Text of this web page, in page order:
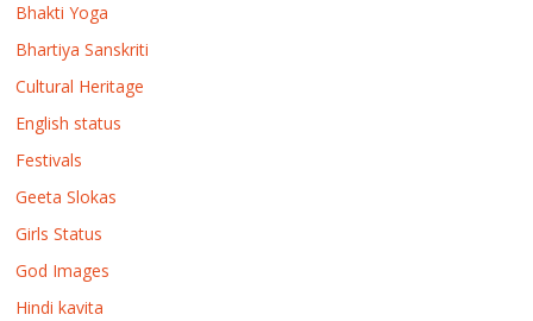
Bhakti Yoga
Bhartiya Sanskriti
Cultural Heritage
English status
Festivals
Geeta Slokas
Girls Status
God Images
Hindi kavita